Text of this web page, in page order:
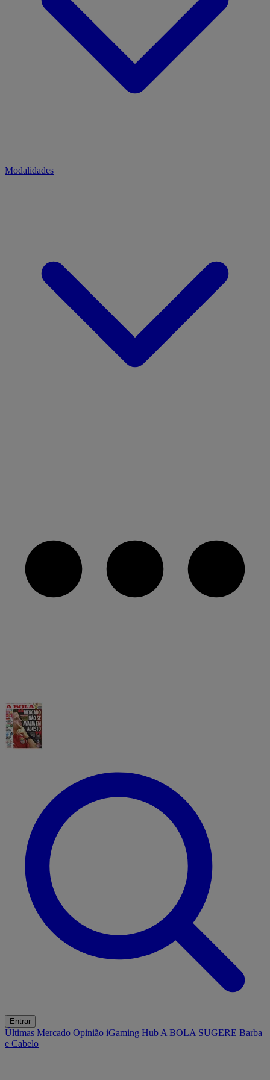
Modalidades
Entrar
Últimas Mercado Opinião iGaming Hub A BOLA SUGERE Barba
e Cabelo